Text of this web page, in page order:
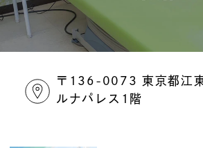
〒136-0073 東京都江
ルナパレス1階